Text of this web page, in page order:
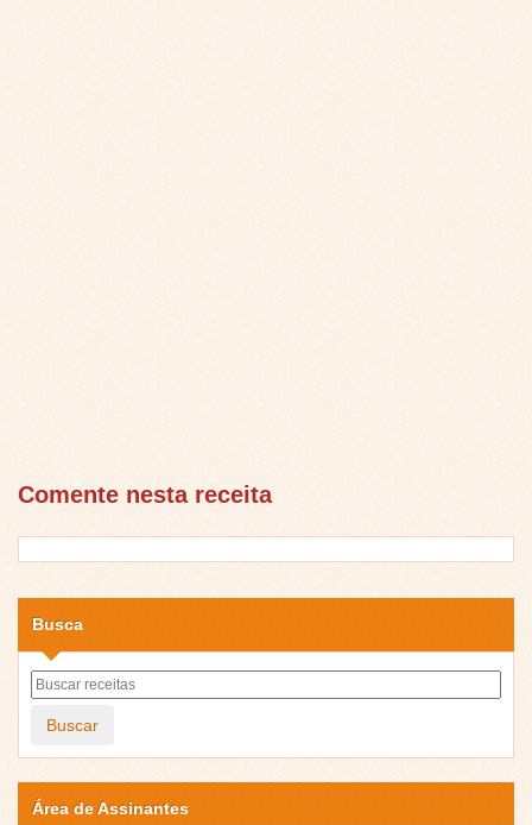
Comente nesta receita
Busca
Buscar
Área de Assinantes